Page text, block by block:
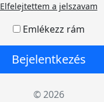
Elfelejtettem a jelszavam
Emlékezz rám
Bejelentkezés
© 2026